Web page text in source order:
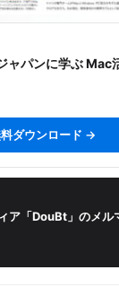
ャパンに学ぶ Mac
ダウンロード →
ア「DouBt」のメル